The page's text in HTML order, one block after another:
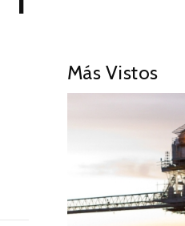
Más Vistos